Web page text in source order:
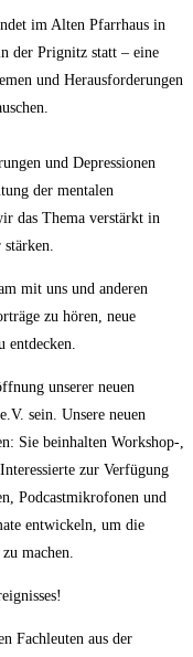
im Alten Pfarrhaus in
der Prignitz statt – eine
und Herausforderungen
und Depressionen
der mentalen
das Thema verstärkt in
mit uns und anderen
zu hören, neue
entdecken.
unserer neuen
sein. Unsere neuen
Sie beinhalten Workshop-,
zur Verfügung
Podcastmikrofonen und
entwickeln, um die
machen.
Fachleuten aus der